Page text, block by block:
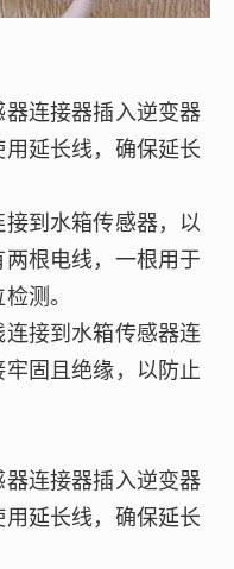
连接器插入逆变器
延长线，确保延长
接到水箱传感器，以
根电线，一根用于
测。
连接到水箱传感器连
固且绝缘，以防止
连接器插入逆变器
延长线，确保延长